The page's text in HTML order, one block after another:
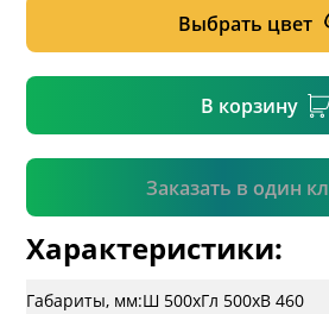
Выбрать цвет
В корзину
Заказать в один
Подтвердить
Характеристики:
Габариты, мм:Ш 500xГл 500xВ 460